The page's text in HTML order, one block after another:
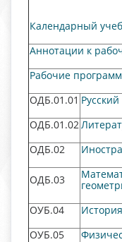
Календарный
Аннотации к
Рабочие
ОДБ.01.01
ОДБ.01.02
ОДБ.02
ОДБ.03
ОУБ.04
История
ОУБ.05